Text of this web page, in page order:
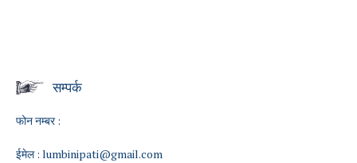
सम्पर्क
फोन नम्बर :
ईमेल : lumbinipati@gmail.com